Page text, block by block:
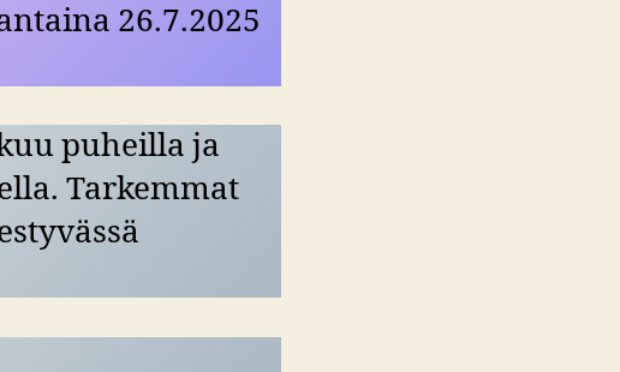
26.7.2025
puheilla ja
Tarkemmat